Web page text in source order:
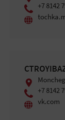
+7 8142
+7 8142
vk.com